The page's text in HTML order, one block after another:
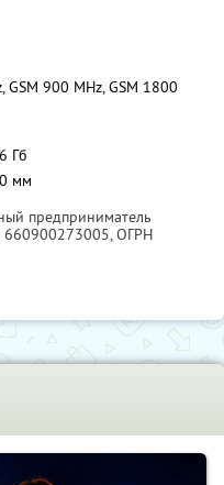
900 MHz, GSM 1800
Гб
мм
предприниматель
, ОГРН